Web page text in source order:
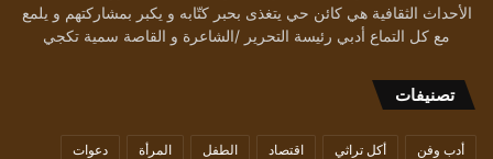
الأحداث الثقافية هي كائن حي يتغذى بحبر كتّابه و يكبر بمشاركتهم و يلمع
مع كل التماع أدبي رئيسة التحرير /الشاعرة و القاصة سمية تكجي
تصنيفات
أدب وفن أكل تراثي اقتصاد الطفل المرأة دعوات